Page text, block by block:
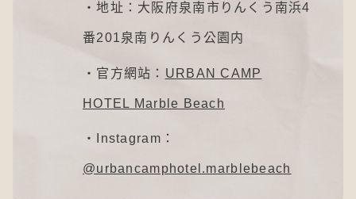
・地址：大阪府泉南市りんくう南浜4
番201泉南りんくう公園内
・官方網站： URBAN CAMP
HOTEL Marble Beach
・Instagram：
@urbancamphotel.marblebeach